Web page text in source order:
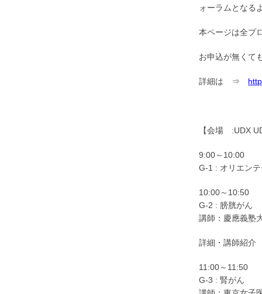
ォーラムとなる
本ページは全プ
お申込が無くて
詳細は ⇒
【会場 :UDX
9:00～10:00
G-1 : オリエン
10:00～10:50
G-2 : 膀胱がん
講師：慶應義
詳細・講師
11:00～11:50
G-3 : 腎がん